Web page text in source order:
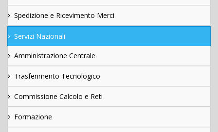
Spedizione e Ricevimento Merci
Servizi Nazionali
Amministrazione Centrale
Trasferimento Tecnologico
Commissione Calcolo e Reti
Formazione